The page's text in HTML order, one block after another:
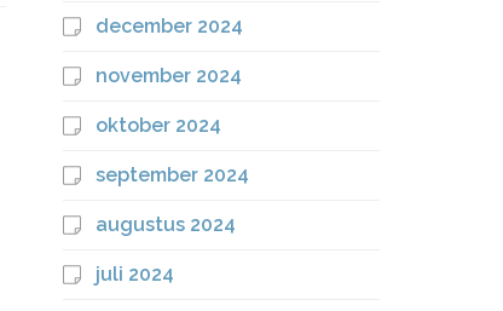
december 2024
november 2024
oktober 2024
september 2024
augustus 2024
juli 2024